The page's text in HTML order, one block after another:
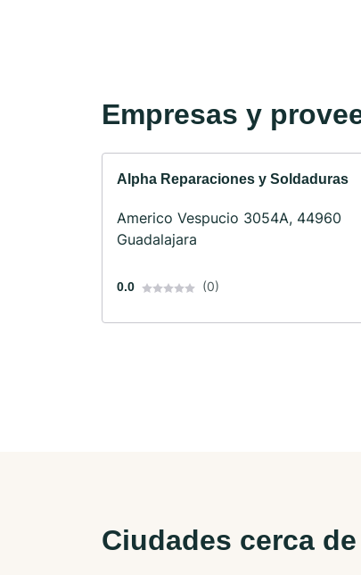
Empresas y
Alpha Reparaciones y Soldaduras
Americo Vespucio 3054A, 44960
Guadalajara
0.0 (0)
Ciudades cerca